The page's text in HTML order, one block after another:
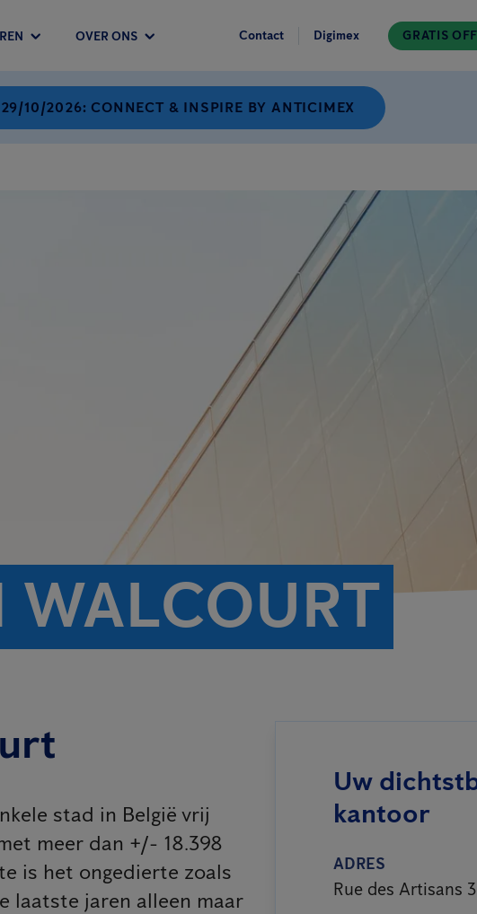
OVER ONS Contact Digimex GRATIS
29/10/2026: CONNECT & INSPIRE BY ANTICIMEX
stad in België vrij
meer dan +/- 18.398
is het ongedierte zoals
laatste jaren alleen maar
Uw
kantoor
ADRES
Rue des Artisans